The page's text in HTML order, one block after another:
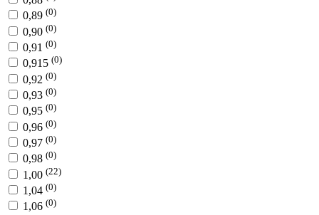
0,89 (0)
0,90 (0)
0,91 (0)
0,915 (0)
0,92 (0)
0,93 (0)
0,95 (0)
0,96 (0)
0,97 (0)
0,98 (0)
1,00 (22)
1,04 (0)
1,06 (0)